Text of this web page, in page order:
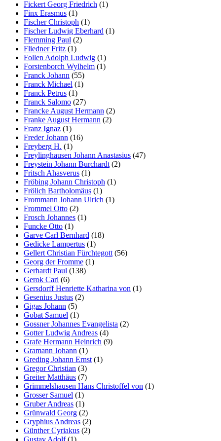
Fickert Georg Friedrich (1)
Finx Erasmus (1)
Fischer Christoph (1)
Fischer Ludwig Eberhard (1)
Flemming Paul (2)
Fliedner Fritz (1)
Follen Adolph Ludwig (1)
Forstenborch Wylhelm (1)
Franck Johann (55)
Franck Michael (1)
Franck Petrus (1)
Franck Salomo (27)
Francke August Hermann (2)
Franke August Hermann (2)
Franz Ignaz (1)
Freder Johann (16)
Freyberg H. (1)
Freylinghausen Johann Anastasius (47)
Freystein Johann Burchardt (2)
Fritsch Ahasverus (1)
Fröbing Johann Christoph (1)
Frölich Bartholomäus (1)
Frommann Johann Ulrich (1)
Frommel Otto (2)
Frosch Johannes (1)
Funcke Otto (1)
Garve Carl Bernhard (18)
Gedicke Lampertus (1)
Gellert Christian Fürchtegott (56)
Georg der Fromme (1)
Gerhardt Paul (138)
Gerok Carl (6)
Gersdorff Henriette Katharina von (1)
Gesenius Justus (2)
Gigas Johann (5)
Gobat Samuel (1)
Gossner Johannes Evangelista (2)
Gotter Ludwig Andreas (4)
Grafe Hermann Heinrich (9)
Gramann Johann (1)
Greding Johann Ernst (1)
Gregor Christian (3)
Greiter Matthäus (7)
Grimmelshausen Hans Christoffel von (1)
Grosser Samuel (1)
Gruber Andreas (1)
Grünwald Georg (2)
Gryphius Andreas (2)
Günther Cyriakus (2)
Gustav Adolf(1)